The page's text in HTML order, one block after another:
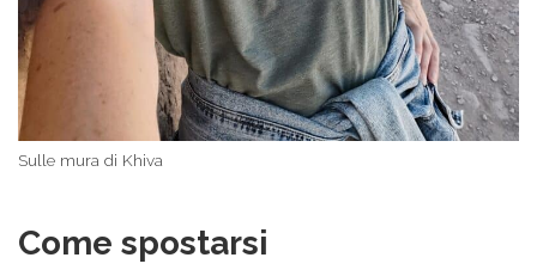
Sulle mura di Khiva
Come spostarsi